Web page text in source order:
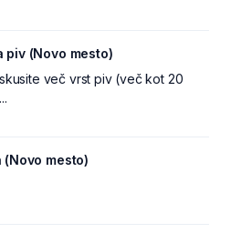
piv (Novo mesto)
več vrst piv (več kot 20
mesto)